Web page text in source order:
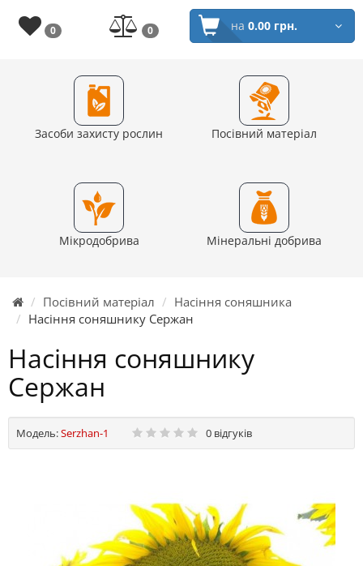
0 0 на 0.00 грн.
Засоби захисту рослин Посівний матеріал
Мікродобрива Мінеральні добрива
Посівний матеріал
Насіння соняшника
Насіння соняшнику Сержан
Насіння соняшнику
Сержан
Модель:Serzhan-1 0 відгуків